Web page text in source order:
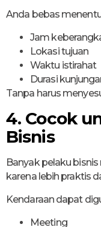
Anda bebas
Jam
Lokasi tujuan
Waktu istirahat
Durasi
Tanpa harus
4. Cocok
Bisnis
Banyak pelaku
karena lebih praktis
Kendaraan dapat
Meeting